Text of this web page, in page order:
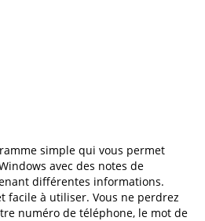
simple qui vous permet
avec des notes de
différentes informations.
facile à utiliser. Vous ne perdrez
numéro de téléphone, le mot de